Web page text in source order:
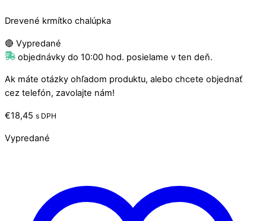
Drevené krmítko chalúpka
🔴 Vypredané
objednávky do 10:00 hod. posielame v ten deň.
Ak máte otázky ohľadom produktu, alebo chcete objednať
cez telefón, zavolajte nám!
€18,45 s DPH
Vypredané